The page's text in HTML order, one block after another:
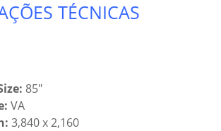
TÉCNICAS
85″
VA
3,840 x 2,160